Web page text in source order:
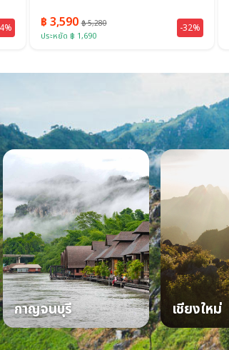
฿ 3,590฿ 5,280
ประหยัด ฿ 1,690
-32%
กาญจนบุรี เชียงใหม่